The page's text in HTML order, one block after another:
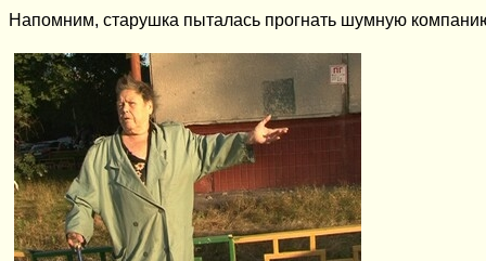
Напомним, старушка пыталась прогнать шумную